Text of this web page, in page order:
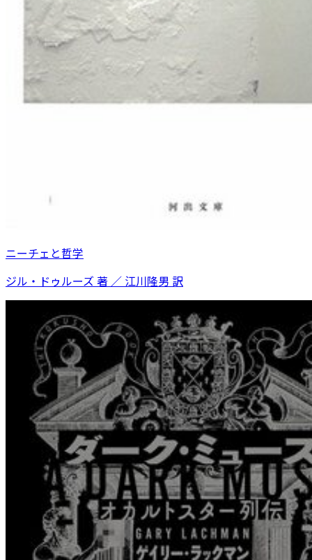
ニーチェと哲学
ジル・ドゥルーズ 著 ／ 江川隆男 訳